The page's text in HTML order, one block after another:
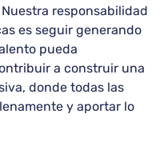
responsabilidad
es seguir generando
pueda
a construir una
donde todas las
y aportar lo